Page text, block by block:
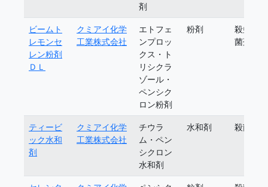
剤
ビームト
レモンセ
レン粉剤
ＤＬ
クミアイ化学
工業株式会社
エトフェ
ンプロッ
クス・ト
リシクラ
ゾール・
ペンシク
ロン粉剤
粉剤
殺虫殺
菌剤
ティービ
ック水和
剤
クミアイ化学
工業株式会社
チウラ
ム・ペン
シクロン
水和剤
水和剤 殺菌剤